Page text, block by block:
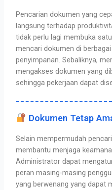
Pencarian dokumen yang
langsung terhadap
tidak perlu lagi membuka
mencari dokumen di
penyimpanan.Sebaliknya,
mengakses dokumen yang
sehingga pekerjaan dapat
Dokumen Tetap
Selain mempermudah
membantu menjaga
Administrator dapat
peran masing-masing
yang berwenang yang dapat